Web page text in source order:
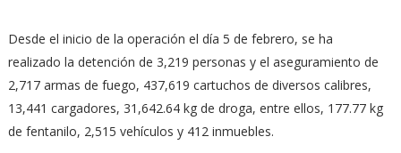
Desde el inicio de la operación el día 5 de febrero, se ha
realizado la detención de 3,219 personas y el aseguramiento de
2,717 armas de fuego, 437,619 cartuchos de diversos calibres,
13,441 cargadores, 31,642.64 kg de droga, entre ellos, 177.77 kg
de fentanilo, 2,515 vehículos y 412 inmuebles.